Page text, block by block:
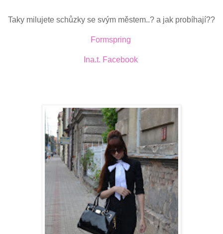
Taky milujete schůzky se svým městem..? a jak probíhají??
Formspring
Ina.t. Facebook